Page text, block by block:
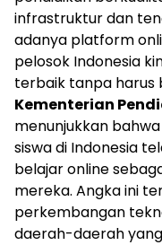
infrastruktur dan
adanya platform
pelosok Indonesia
terbaik tanpa harus
Kementerian
menunjukkan
siswa di Indonesia
belajar online
mereka. Angka ini
perkembangan
daerah-daerah